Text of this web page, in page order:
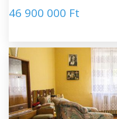
46 900 000 Ft